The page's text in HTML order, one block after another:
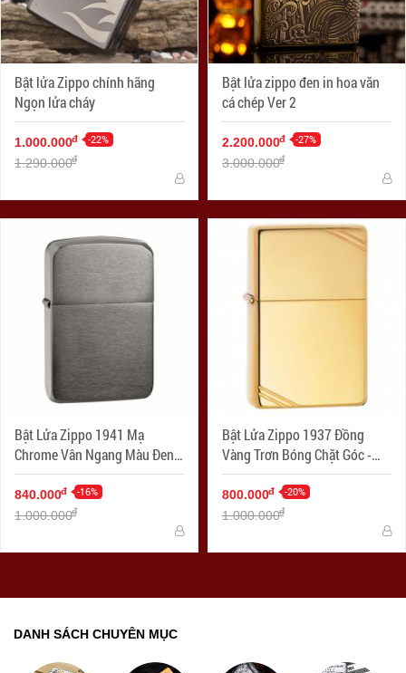
Bật lửa Zippo chính hãng
Ngọn lửa cháy
1.000.000đ -22%
1.290.000đ
Bật lửa zippo đen in hoa văn
cá chép Ver 2
2.200.000đ -27%
3.000.000đ
Bật Lửa Zippo 1941 Mạ
Chrome Vân Ngang Màu Đen -
SKU 24096 – Zippo Replica
1941 Black Ice
840.000đ -16%
1.000.000đ
Bật Lửa Zippo 1937 Đồng
Vàng Trơn Bóng Chặt Góc -
SKU 270 – Zippo Vintage
High Polish Brass
800.000đ -20%
1.000.000đ
DANH SÁCH CHUYÊN MỤC